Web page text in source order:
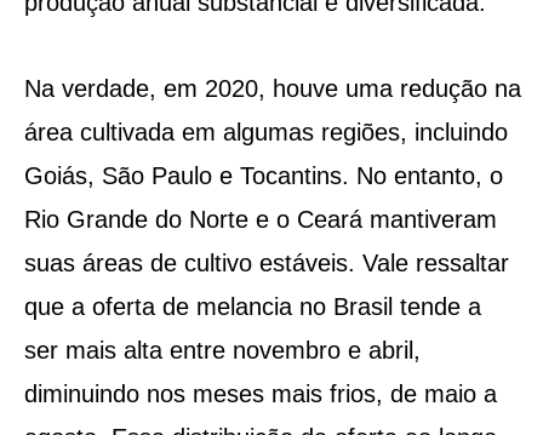
Na verdade, em 2020, houve uma redução na
área cultivada em algumas regiões, incluindo
Goiás, São Paulo e Tocantins. No entanto, o
Rio Grande do Norte e o Ceará mantiveram
suas áreas de cultivo estáveis. Vale ressaltar
que a oferta de melancia no Brasil tende a
ser mais alta entre novembro e abril,
diminuindo nos meses mais frios, de maio a